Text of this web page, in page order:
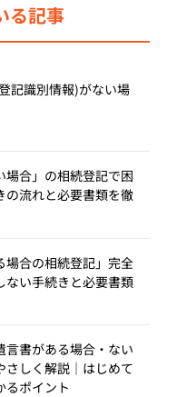
る記事
記識別情報)がない場
場合」の相続登記で困
の流れと必要書類を徹
場合の相続登記」完全
ない手続きと必要書類
言書がある場合・ない
さしく解説｜はじめて
るポイント